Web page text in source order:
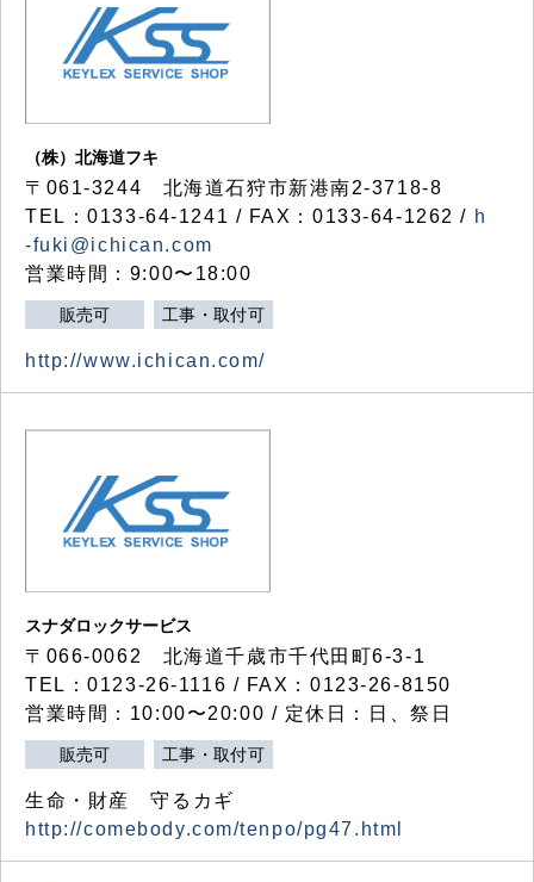
（株）北海道フキ
〒061-3244 北海道石狩市新港南2-3718-8
TEL：0133-64-1241 / FAX：0133-64-1262 / h
-fuki@ichican.com
営業時間：9:00〜18:00
販売可 工事・取付可
http://www.ichican.com/
スナダロックサービス
〒066-0062 北海道千歳市千代田町6-3-1
TEL：0123-26-1116 / FAX：0123-26-8150
営業時間：10:00〜20:00 / 定休日：日、祭日
販売可 工事・取付可
生命・財産 守るカギ
http://comebody.com/tenpo/pg47.html